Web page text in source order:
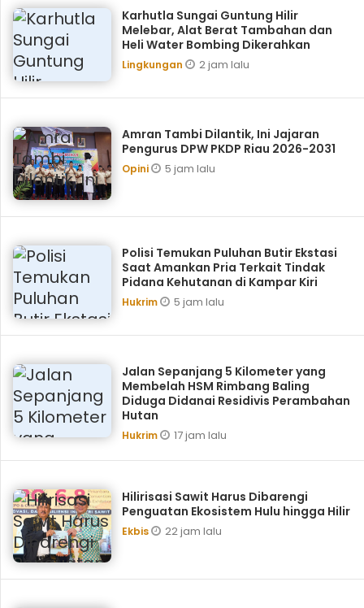
Karhutla Sungai Guntung Hilir
Melebar, Alat Berat Tambahan dan
Heli Water Bombing Dikerahkan
Lingkungan 2 jam lalu
Amran Tambi Dilantik, Ini Jajaran
Pengurus DPW PKDP Riau 2026-2031
Opini 5 jam lalu
Polisi Temukan Puluhan Butir Ekstasi
Saat Amankan Pria Terkait Tindak
Pidana Kehutanan di Kampar Kiri
Hukrim 5 jam lalu
Jalan Sepanjang 5 Kilometer yang
Membelah HSM Rimbang Baling
Diduga Didanai Residivis Perambahan
Hutan
Hukrim 17 jam lalu
Hilirisasi Sawit Harus Dibarengi
Penguatan Ekosistem Hulu hingga Hilir
Ekbis 22 jam lalu